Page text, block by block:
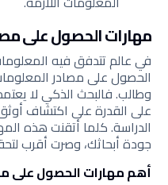
مهارات الحصول على
في عالم تتدفق فيه
الحصول على مصادر
وطالب. فالبحث الذكي لا
على القدرة على اكتشاف
الدراسة. كلما أتقنت هذه
جودة أبحاثك، وصرت أقرب
أهم مهارات الحصول على